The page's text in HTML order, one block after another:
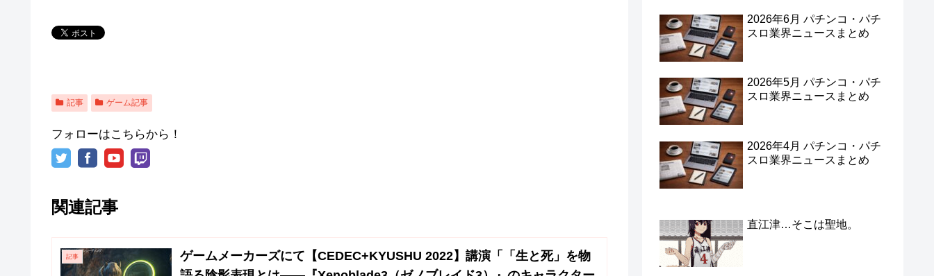
記事 ゲーム記事
フォローはこちらから！
関連記事
記事
ゲームメーカーズにて【CEDEC+KYUSHU 2022】講演「「生と死」を物
2026年6月 パチンコ・パチ
スロ業界ニュースまとめ
2026年5月 パチンコ・パチ
スロ業界ニュースまとめ
2026年4月 パチンコ・パチ
スロ業界ニュースまとめ
直江津…そこは聖地。